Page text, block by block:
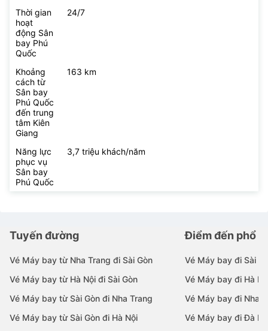
Thời gian
hoạt
động Sân
bay Phú
Quốc
24/7
Khoảng
cách từ
Sân bay
Phú Quốc
đến trung
tâm Kiên
Giang
163 km
Năng lực
phục vụ
Sân bay
Phú Quốc
3,7 triệu khách/năm
Tuyến đường
Vé Máy bay từ Nha Trang đi Sài Gòn
Vé Máy bay từ Hà Nội đi Sài Gòn
Vé Máy bay từ Sài Gòn đi Nha Trang
Vé Máy bay từ Sài Gòn đi Hà Nội
Điểm đến phổ
Vé Máy bay đi Sài
Vé Máy bay đi Hà
Vé Máy bay đi Nha
Vé Máy bay đi Đà